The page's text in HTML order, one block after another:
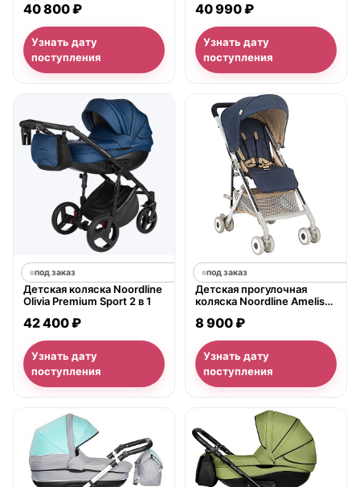
40 800 ₽
Узнать дату
поступления
40 990 ₽
Узнать дату
поступления
под заказ
Детская коляска Noordline
Olivia Premium Sport 2 в 1
42 400 ₽
Узнать дату
поступления
под заказ
Детская прогулочная
коляска Noordline Amelis
8 900 ₽
Узнать дату
поступления